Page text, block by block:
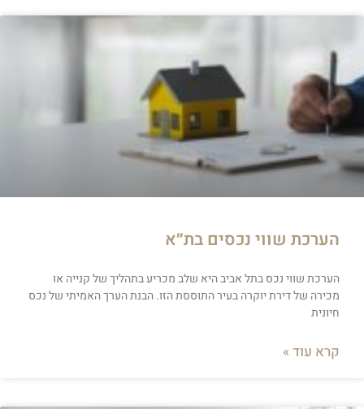
הערכת שווי נכסים בת״א
הערכת שווי נכס בתל אביב היא שלב מכריע בתהליך של קנייה או
מכירה של דירת יוקרה בעיר התוססת הזו. הבנת הערך האמיתי של נכס
חיונית
קרא עוד »